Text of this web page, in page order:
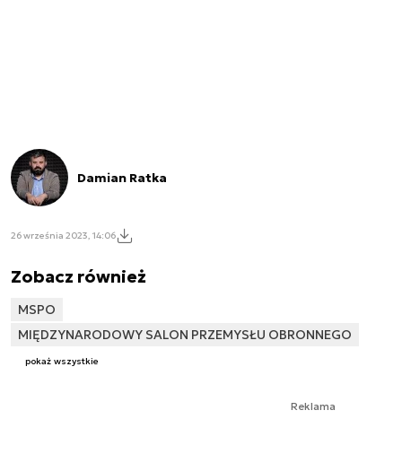
Damian Ratka
26 września 2023, 14:06
Zobacz również
MSPO
MIĘDZYNARODOWY SALON PRZEMYSŁU OBRONNEGO
pokaż wszystkie
Reklama